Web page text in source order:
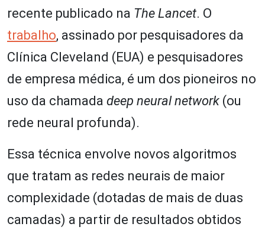
recente publicado na The Lancet. O
trabalho, assinado por pesquisadores da
Clínica Cleveland (EUA) e pesquisadores
de empresa médica, é um dos pioneiros no
uso da chamada deep neural network (ou
rede neural profunda).
Essa técnica envolve novos algoritmos
que tratam as redes neurais de maior
complexidade (dotadas de mais de duas
camadas) a partir de resultados obtidos